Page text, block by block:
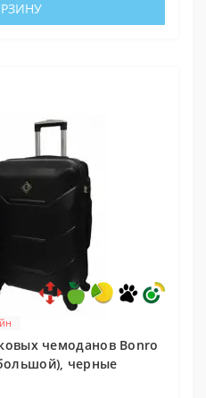
чемоданов Bonro
черные